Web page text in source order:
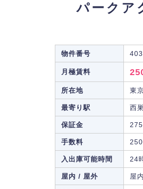
パーク
物件番号
月極賃料
所在地 東
最寄り駅 西
保証金
手数料
入出庫可能時間 24
屋内 / 屋外 屋内